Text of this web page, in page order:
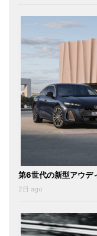
第6世代の新型アウデ
2日 ago